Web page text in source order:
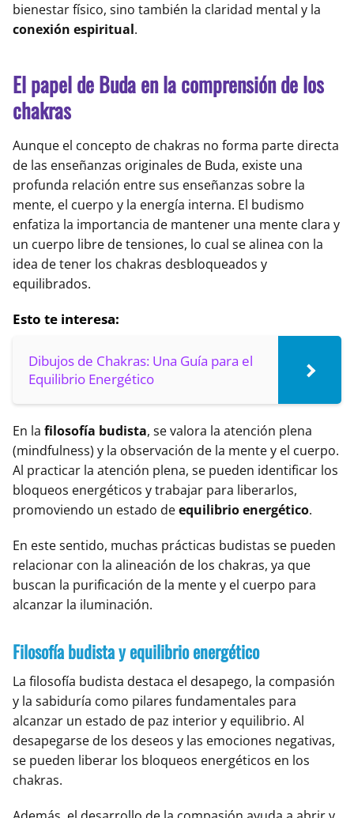
bienestar físico, sino también la claridad mental y la
conexión espiritual.
El papel de Buda en la comprensión de los
chakras
Aunque el concepto de chakras no forma parte directa
de las enseñanzas originales de Buda, existe una
profunda relación entre sus enseñanzas sobre la
mente, el cuerpo y la energía interna. El budismo
enfatiza la importancia de mantener una mente clara y
un cuerpo libre de tensiones, lo cual se alinea con la
idea de tener los chakras desbloqueados y
equilibrados.
Esto te interesa:
Dibujos de Chakras: Una Guía para el
Equilibrio Energético
En la filosofía budista, se valora la atención plena
(mindfulness) y la observación de la mente y el cuerpo.
Al practicar la atención plena, se pueden identificar los
bloqueos energéticos y trabajar para liberarlos,
promoviendo un estado deequilibrio energético.
En este sentido, muchas prácticas budistas se pueden
relacionar con la alineación de los chakras, ya que
buscan la purificación de la mente y el cuerpo para
alcanzar la iluminación.
Filosofía budista y equilibrio energético
La filosofía budista destaca el desapego, la compasión
y la sabiduría como pilares fundamentales para
alcanzar un estado de paz interior y equilibrio. Al
desapegarse de los deseos y las emociones negativas,
se pueden liberar los bloqueos energéticos en los
chakras.